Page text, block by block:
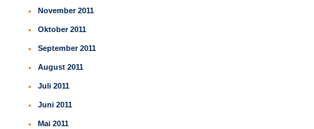
November 2011
Oktober 2011
September 2011
August 2011
Juli 2011
Juni 2011
Mai 2011